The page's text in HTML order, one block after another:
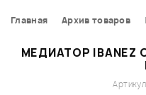
Главная Архив товаров
МЕДИАТОР IBANEZ